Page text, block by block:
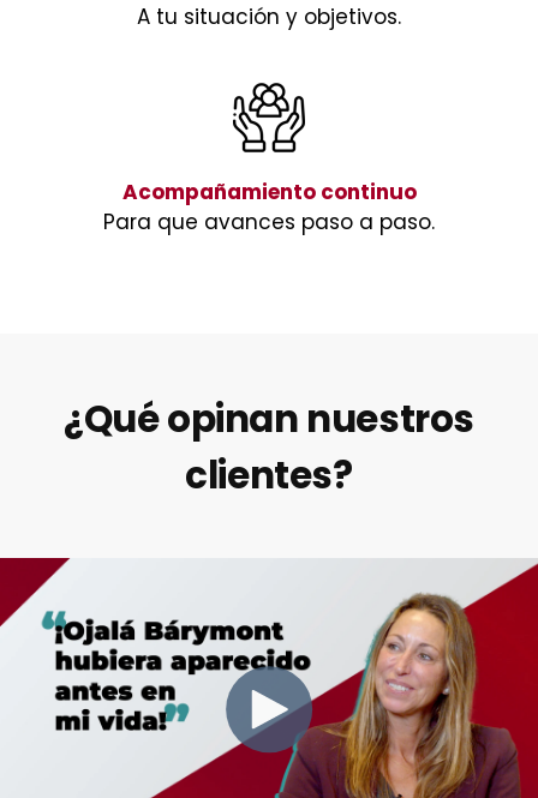
A tu situación y objetivos.
Acompañamiento continuo
Para que avances paso a paso.
¿Qué opinan nuestros
clientes?